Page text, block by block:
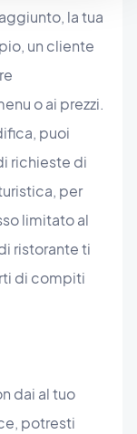
la tua
un cliente
o ai prezzi.
puoi
richieste di
per
limitato al
ristorante ti
di compiti
dai al tuo
potresti